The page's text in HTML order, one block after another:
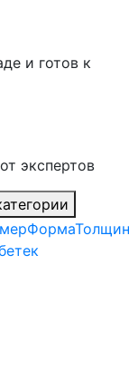
и готов к
экспертов
Форма